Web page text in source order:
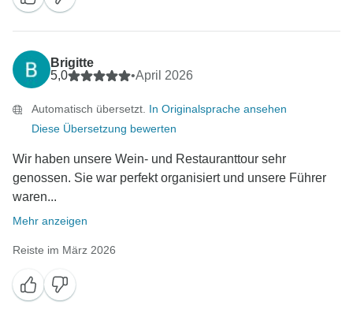
Brigitte
5,0
•April 2026
Automatisch übersetzt. In Originalsprache ansehen
Diese Übersetzung bewerten
Wir haben unsere Wein- und Restauranttour sehr
genossen. Sie war perfekt organisiert und unsere Führer
waren...
Mehr anzeigen
Reiste im März 2026